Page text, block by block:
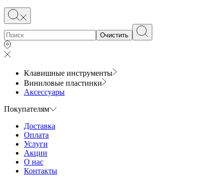
Очистить
Клавишные инструменты
Виниловые пластинки
Аксессуары
Покупателям
Доставка
Оплата
Услуги
Акции
О нас
Контакты